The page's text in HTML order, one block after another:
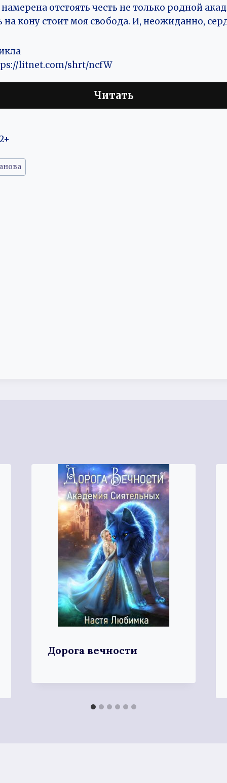
отстоять честь не только родной
на кону стоит моя свобода. И, неожиданно,
litnet.com/shrt/ncfW
Читать
Дорога вечности